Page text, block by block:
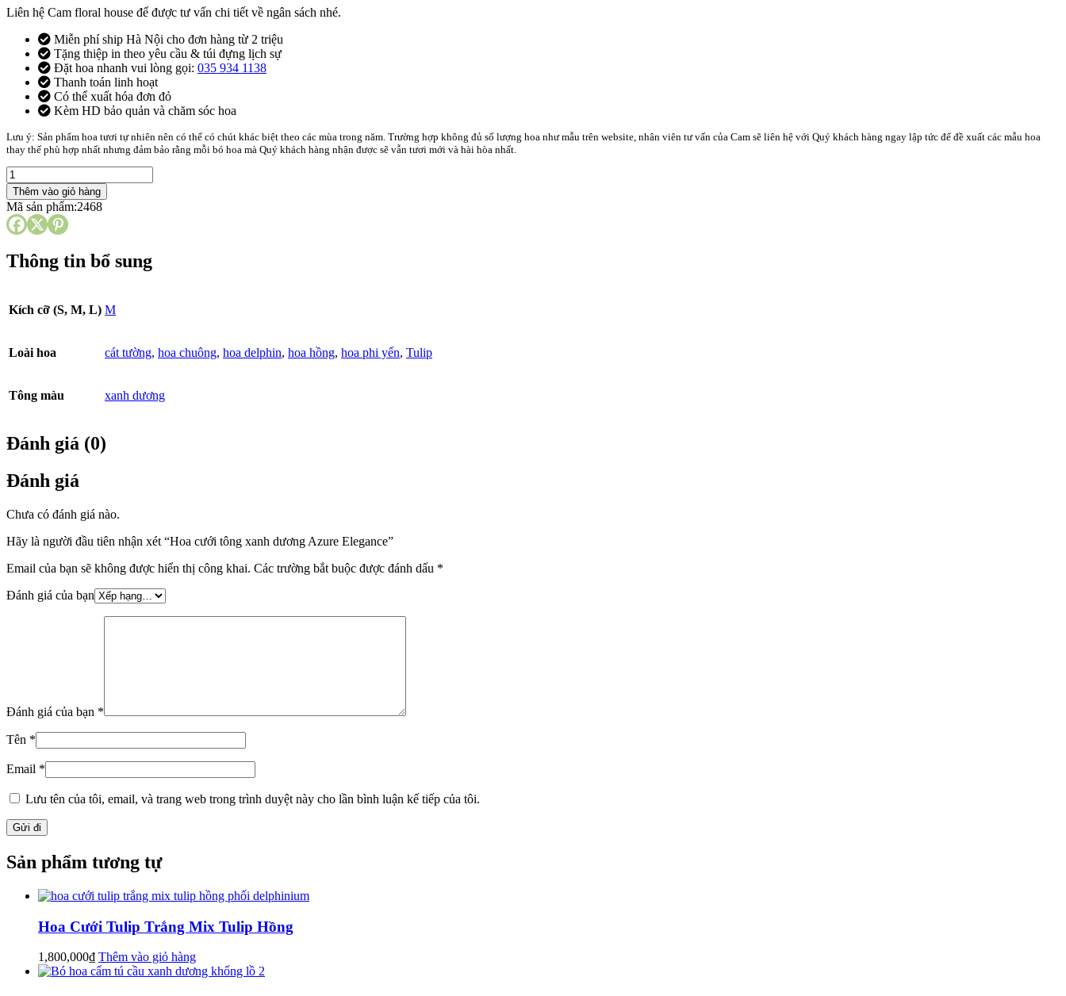
Liên hệ Cam floral house để được tư vấn chi tiết về ngân sách nhé.
Miễn phí ship Hà Nội cho đơn hàng từ 2 triệu
Tặng thiệp in theo yêu cầu & túi đựng lịch sự
Đặt hoa nhanh vui lòng gọi: 035 934 1138
Thanh toán linh hoạt
Có thể xuất hóa đơn đỏ
Kèm HD bảo quản và chăm sóc hoa
Lưu ý: Sản phẩm hoa tươi tự nhiên nên có thể có chút khác biệt theo các mùa trong năm. Trường hợp không đủ số lượng hoa như mẫu trên website, nhân viên tư vấn của Cam sẽ liên hệ với Quý khách hàng ngay lập tức để đề xuất các mẫu hoa
thay thế phù hợp nhất nhưng đảm bảo rằng mỗi bó hoa mà Quý khách hàng nhận được sẽ vẫn tươi mới và hài hòa nhất.
Hoa
cưới
tông
xanh
dương
Elegance
số
Thêm vào giỏ hàng
Mã sản phẩm:2468
Thông tin bổ sung
Kích cỡ (S, M, L) M
Loài hoa cát tường, hoa chuông, hoa delphin, hoa hồng, hoa phi yến, Tulip
Tông màu xanh dương
Đánh giá (0)
Đánh giá
Chưa có đánh giá nào.
Hãy là người đầu tiên nhận xét “Hoa cưới tông xanh dương Azure Elegance”
Email của bạn sẽ không được hiển thị công khai. Các trường bắt buộc được đánh dấu *
Đánh giá của bạn
Đánh giá của bạn *
Tên *
Email *
Lưu tên của tôi, email, và trang web trong trình duyệt này cho lần bình luận kế tiếp của tôi.
Sản phẩm tương tự
Hoa Cưới Tulip Trắng Mix Tulip Hồng
1,800,000₫ Thêm vào giỏ hàng